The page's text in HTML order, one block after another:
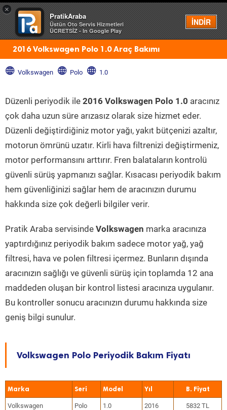
×
PratikAraba
Üstün Oto Servis Hizmetleri
ÜCRETSİZ - In Google Play
İNDİR
Menü
2016 Volkswagen Polo 1.0 Araç Bakımı
Volkswagen Polo 1.0
Düzenli periyodik ile 2016 Volkswagen Polo 1.0 aracınız
çok daha uzun süre arızasız olarak size hizmet eder.
Düzenli değiştirdiğiniz motor yağı, yakıt bütçenizi azaltır,
motorun ömrünü uzatır. Kirli hava filtrenizi değiştirmeniz,
motor performansını arttırır. Fren balataların kontrolü
güvenli sürüş yapmanızı sağlar. Kısacası periyodik bakım
hem güvenliğinizi sağlar hem de aracınızın durumu
hakkında size çok değerli bilgiler verir.
Pratik Araba servisinde Volkswagen marka aracınıza
yaptırdığınız periyodik bakım sadece motor yağ, yağ
filtresi, hava ve polen filtresi içermez. Bunların dışında
aracınızın sağlığı ve güvenli sürüş için toplamda 12 ana
maddeden oluşan bir kontrol listesi aracınıza uygulanır.
Bu kontroller sonucu aracınızın durumu hakkında size
geniş bilgi sunulur.
Volkswagen Polo Periyodik Bakım Fiyatı
Marka Seri Model Yıl
Volkswagen Polo 1.0 2016 5832 TL